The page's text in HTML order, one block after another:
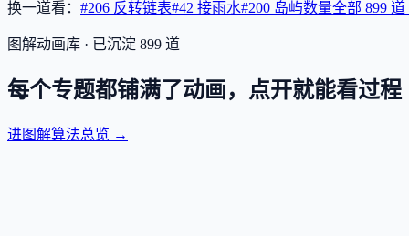
换一道看： #206 反转链表#42 接雨水#200 岛屿数量全部 899
图解动画库 · 已沉淀 899 道
每个专题都铺满了动画，点开就能看过程
进图解算法总览 →